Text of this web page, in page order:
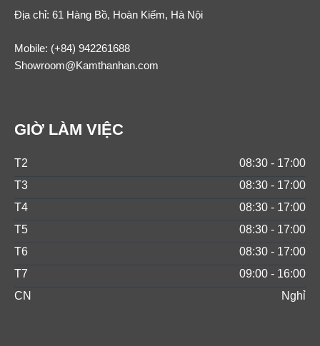
Địa chỉ: 61 Hàng Bồ, Hoàn Kiếm, Hà Nội
Mobile: (+84) 942261688
Showroom@Kamthanhan.com
GIỜ LÀM VIỆC
T2
08:30 - 17:00
T3
08:30 - 17:00
T4
08:30 - 17:00
T5
08:30 - 17:00
T6
08:30 - 17:00
T7
09:00 - 16:00
CN
Nghỉ